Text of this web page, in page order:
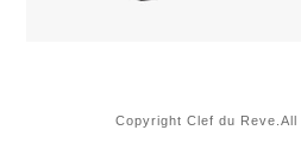
Copyright Clef du